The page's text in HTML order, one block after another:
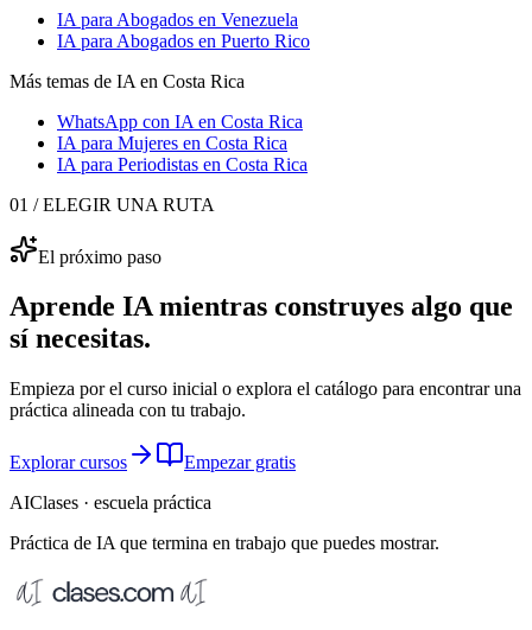
IA para Abogados en Venezuela
IA para Abogados en Puerto Rico
Más temas de IA en Costa Rica
WhatsApp con IA en Costa Rica
IA para Mujeres en Costa Rica
IA para Periodistas en Costa Rica
01 / ELEGIR UNA RUTA
El próximo paso
Aprende IA mientras construyes algo que
sí necesitas.
Empieza por el curso inicial o explora el catálogo para encontrar una
práctica alineada con tu trabajo.
Explorar cursos
Empezar gratis
AIClases · escuela práctica
Práctica de IA que termina en trabajo que puedes mostrar.